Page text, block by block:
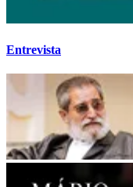
Entrevista